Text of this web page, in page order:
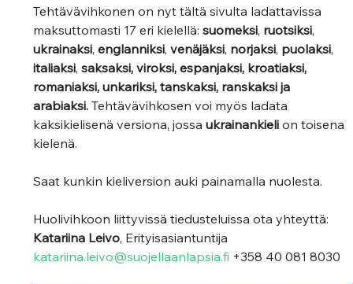
Tehtävävihkonen on nyt tältä sivulta ladattavissa
maksuttomasti 17 eri kielellä: suomeksi, ruotsiksi,
ukrainaksi, englanniksi, venäjäksi, norjaksi, puolaksi,
italiaksi, saksaksi, viroksi, espanjaksi, kroatiaksi,
romaniaksi, unkariksi, tanskaksi, ranskaksi ja
arabiaksi. Tehtävävihkosen voi myös ladata
kaksikielisenä versiona, jossa ukrainankieli on toisena
kielenä.
Saat kunkin kieliversion auki painamalla nuolesta.
Huolivihkoon liittyvissä tiedusteluissa ota yhteyttä:
Katariina Leivo, Erityisasiantuntija
katariina.leivo@suojellaanlapsia.fi +358 40 081 8030